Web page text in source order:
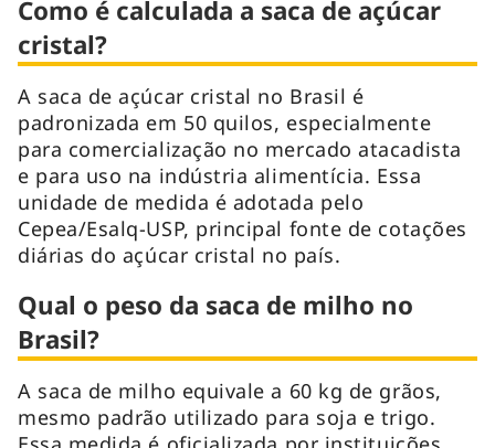
Como é calculada a saca de açúcar
cristal?
A saca de açúcar cristal no Brasil é
padronizada em 50 quilos, especialmente
para comercialização no mercado atacadista
e para uso na indústria alimentícia. Essa
unidade de medida é adotada pelo
Cepea/Esalq-USP, principal fonte de cotações
diárias do açúcar cristal no país.
Qual o peso da saca de milho no
Brasil?
A saca de milho equivale a 60 kg de grãos,
mesmo padrão utilizado para soja e trigo.